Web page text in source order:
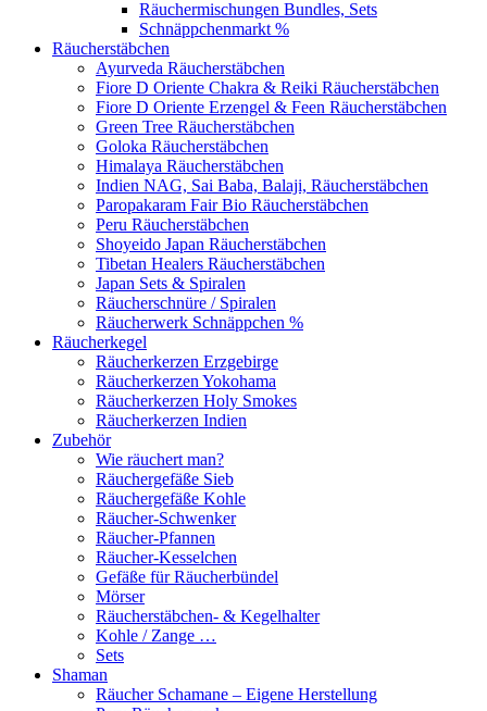
Räuchermischungen Bundles, Sets
Schnäppchenmarkt %
Räucherstäbchen
Ayurveda Räucherstäbchen
Fiore D Oriente Chakra & Reiki Räucherstäbchen
Fiore D Oriente Erzengel & Feen Räucherstäbchen
Green Tree Räucherstäbchen
Goloka Räucherstäbchen
Himalaya Räucherstäbchen
Indien NAG, Sai Baba, Balaji, Räucherstäbchen
Paropakaram Fair Bio Räucherstäbchen
Peru Räucherstäbchen
Shoyeido Japan Räucherstäbchen
Tibetan Healers Räucherstäbchen
Japan Sets & Spiralen
Räucherschnüre / Spiralen
Räucherwerk Schnäppchen %
Räucherkegel
Räucherkerzen Erzgebirge
Räucherkerzen Yokohama
Räucherkerzen Holy Smokes
Räucherkerzen Indien
Zubehör
Wie räuchert man?
Räuchergefäße Sieb
Räuchergefäße Kohle
Räucher-Schwenker
Räucher-Pfannen
Räucher-Kesselchen
Gefäße für Räucherbündel
Mörser
Räucherstäbchen- & Kegelhalter
Kohle / Zange …
Sets
Shaman
Räucher Schamane – Eigene Herstellung